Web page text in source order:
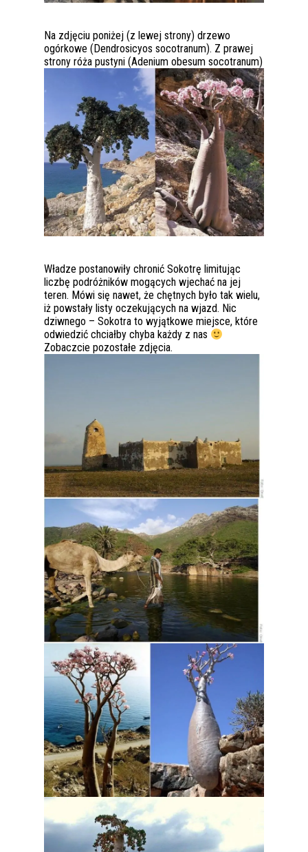
Na zdjęciu poniżej (z lewej strony) drzewo
ogórkowe (Dendrosicyos socotranum). Z prawej
strony róża pustyni (Adenium obesum socotranum)
Władze postanowiły chronić Sokotrę limitując
liczbę podróżników mogących wjechać na jej
teren. Mówi się nawet, że chętnych było tak wielu,
iż powstały listy oczekujących na wjazd. Nic
dziwnego – Sokotra to wyjątkowe miejsce, które
odwiedzić chciałby chyba każdy z nas
Zobaczcie pozostałe zdjęcia.